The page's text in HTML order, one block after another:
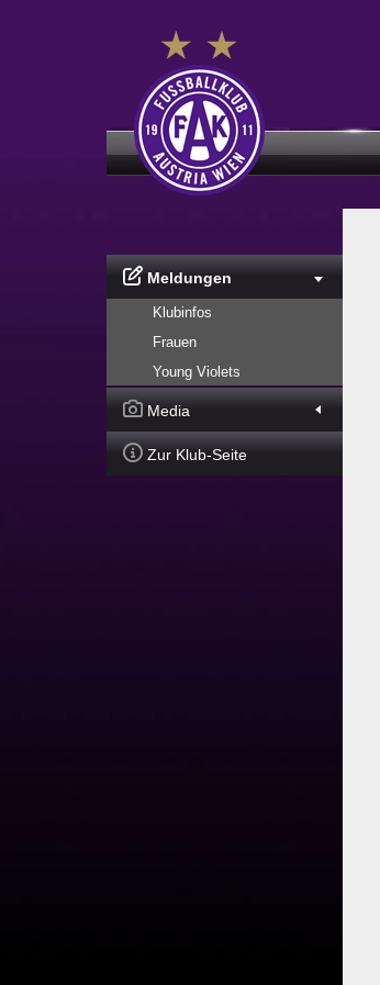
Meldungen
Klubinfos
Frauen
Young Violets
Media
Zur Klub-Seite